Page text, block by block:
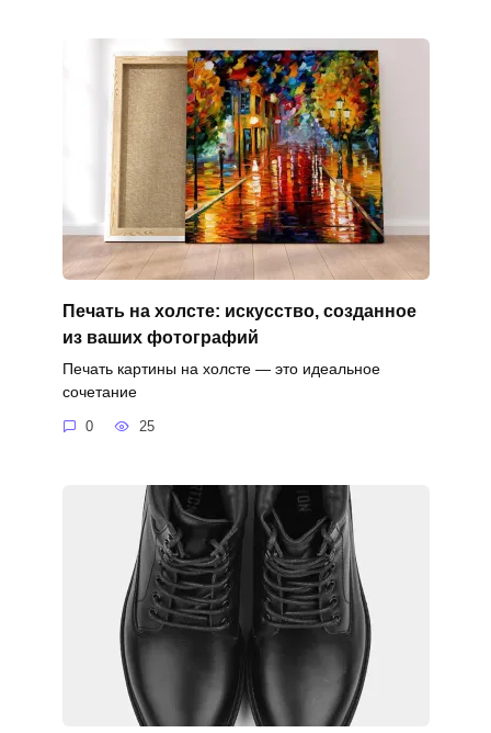
Печать на холсте: искусство, созданное
из ваших фотографий
Печать картины на холсте — это идеальное
сочетание
0 25